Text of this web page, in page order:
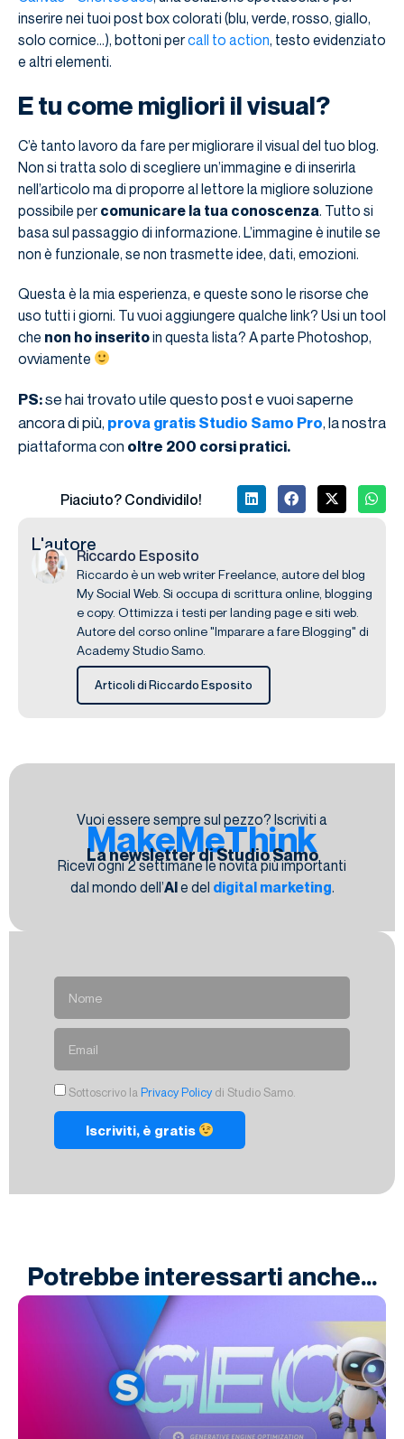
inserire nei tuoi post box colorati (blu, verde, rosso, giallo,
solo cornice…), bottoni percall to action, testo evidenziato
e altri elementi.
E tu come migliori il visual?
C’è tanto lavoro da fare per migliorare il visual del tuo blog.
Non si tratta solo di scegliere un’immagine e di inserirla
nell’articolo ma di proporre al lettore la migliore soluzione
possibile percomunicare la tua conoscenza. Tutto si
basa sul passaggio di informazione. L’immagine è inutile se
non è funzionale, se non trasmette idee, dati, emozioni.
Questa è la mia esperienza, e queste sono le risorse che
uso tutti i giorni. Tu vuoi aggiungere qualche link? Usi un tool
che non ho inseritoin questa lista? A parte Photoshop,
ovviamente
PS:se hai trovato utile questo post e vuoi saperne
ancora di più, prova gratis Studio Samo Pro, la nostra
piattaforma con oltre 200 corsi pratici.
Piaciuto? Condividilo!
L'autore
Riccardo Esposito
Riccardo è un web writer Freelance, autore del blog
My Social Web. Si occupa di scrittura online, blogging
e copy. Ottimizza i testi per landing page e siti web.
Autore del corso online "Imparare a fare Blogging" di
Academy Studio Samo.
Articoli di Riccardo Esposito
Vuoi essere sempre sul pezzo? Iscriviti a
MakeMeThink
La newsletter di Studio Samo
Ricevi ogni 2 settimane le novità più importanti
dal mondo dell’AIe del digital marketing.
Sottoscrivo la Privacy Policy di Studio Samo.
Iscriviti, è gratis
Potrebbe interessarti anche...